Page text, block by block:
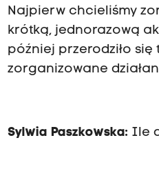
Najpierw chcieliśmy
krótką, jednorazową
później przerodziło się
zorganizowane
Sylwia Paszkowska: Ile